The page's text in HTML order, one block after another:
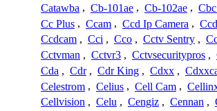
Catawba , Cb-101ae , Cb-102ae ,
Cc Plus , Ccam , Ccd Ip Camera ,
Ccdcam , Cci , Cco , Cctv Sentry ,
Cctvman , Cctvr3 , Cctvsecuritypros ,
Cda , Cdr , Cdr King , Cdxx ,
Celestrom , Celius , Cell Cam ,
Cellvision , Celu , Cengiz , Cennan ,